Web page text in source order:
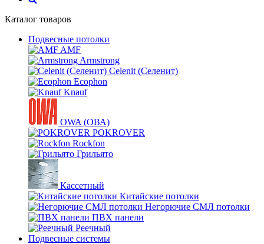
Каталог товаров
Подвесные потолки
AMF
Armstrong
Celenit (Селенит)
Ecophon
Knauf
OWA (ОВА)
POKROVER
Rockfon
Грильято
Кассетный
Китайские потолки
Негорючие СМЛ потолки
ПВХ панели
Реечный
Подвесные системы